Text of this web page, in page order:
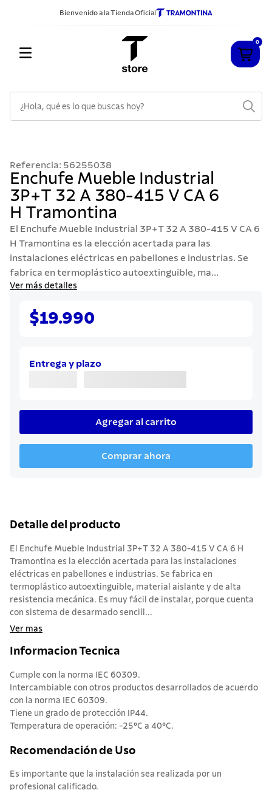
Bienvenido a la Tienda Oficial
0
Referencia: 56255038
Enchufe Mueble Industrial
3P+T 32 A 380-415 V CA 6
H Tramontina
El Enchufe Mueble Industrial 3P+T 32 A 380-415 V CA 6
H Tramontina es la elección acertada para las
instalaciones eléctricas en pabellones e industrias. Se
fabrica en termoplástico autoextinguible, ma...
Ver más detalles
$19.990
Entrega y plazo
Agregar al carrito
Comprar ahora
Detalle del producto
El Enchufe Mueble Industrial 3P+T 32 A 380-415 V CA 6 H
Tramontina es la elección acertada para las instalaciones
eléctricas en pabellones e industrias. Se fabrica en
termoplástico autoextinguible, material aislante y de alta
resistencia mecánica. Es muy fácil de instalar, porque cuenta
con sistema de desarmado sencill...
Ver mas
Informacion Tecnica
Cumple con la norma IEC 60309.
Intercambiable con otros productos desarrollados de acuerdo
con la norma IEC 60309.
Tiene un grado de protección IP44.
Temperatura de operación: -25°C a 40°C.
Recomendación de Uso
Es importante que la instalación sea realizada por un
profesional calificado.
2.
sarten
3.
cubiertos
ollas
acero inoxidable
6.
grano
solar
442